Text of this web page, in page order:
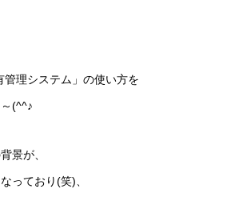
管理システム」の使い方を
(^^♪
景が、
っており(笑)、